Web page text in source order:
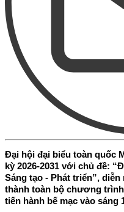
Đại hội đại biểu toàn quốc
kỳ 2026-2031 với chủ đề:
Sáng tạo - Phát triển”, diễn
thành toàn bộ chương
tiến hành bế mạc vào sáng